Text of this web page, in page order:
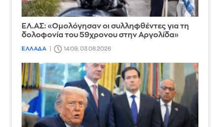
ΕΛ.ΑΣ: «Ομολόγησαν οι συλληφθέντες για τη
δολοφονία του 59χρονου στην Αργολίδα»
ΕΛΛΑΔΑ 14:09, 03.08.2026